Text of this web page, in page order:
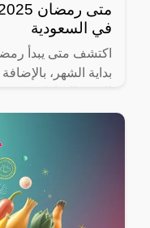
في السعودية
بداية الشهر،